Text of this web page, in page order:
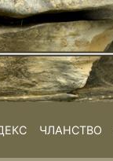
ЧЛАНСТВО